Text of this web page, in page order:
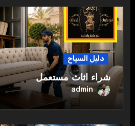
دليل السياح
شراء اثاث مستعمل
admin